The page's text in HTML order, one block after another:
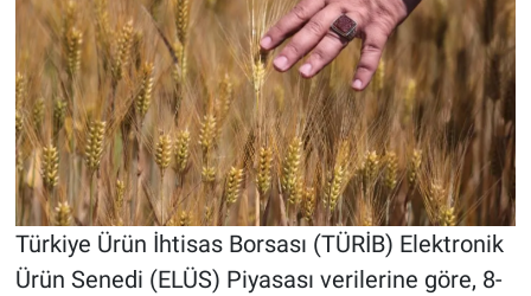
Türkiye Ürün İhtisas Borsası (TÜRİB) Elektronik
Ürün Senedi (ELÜS) Piyasası verilerine göre, 8-